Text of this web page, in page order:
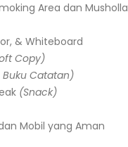
Area dan Musholla
& Whiteboard
Copy)
Catatan)
(Snack)
Mobil yang Aman